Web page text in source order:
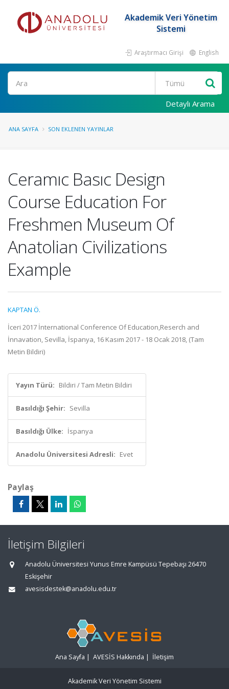
Akademik Veri Yönetim
Sistemi
Araştırmacı Girişi English
Ara
Detaylı Arama
ANA SAYFA SON EKLENEN YAYINLAR
Ceramıc Basıc Design
Course Education For
Freshmen Museum Of
Anatolian Civilizations
Example
KAPTAN Ö.
İceri 2017 İnternational Conference Of Education,Reserch and
İnnavation, Sevilla, İspanya, 16 Kasım 2017 - 18 Ocak 2018, (Tam
Metin Bildiri)
Yayın Türü: Bildiri / Tam Metin Bildiri
Basıldığı Şehir: Sevilla
Basıldığı Ülke: İspanya
Anadolu Üniversitesi Adresli: Evet
Paylaş
İletişim Bilgileri
Anadolu Üniversitesi Yunus Emre Kampüsü Tepebaşı 26470
Eskişehir
avesisdestek@anadolu.edu.tr
Ana Sayfa | AVESİS Hakkında | İletişim
Akademik Veri Yönetim Sistemi